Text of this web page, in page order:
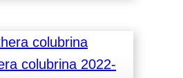
colubrina 2022-